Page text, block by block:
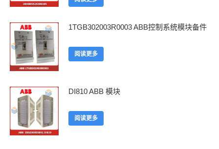
1TGB302003R0003 ABB控制系统模块备件
阅读更多
DI810 ABB 模块
阅读更多